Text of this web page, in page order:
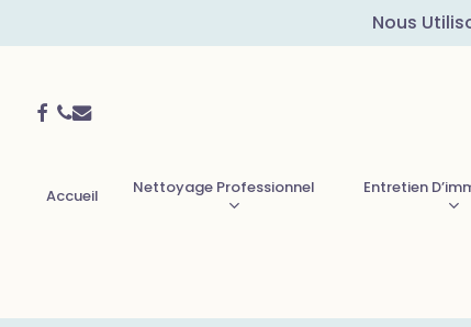
to
content
Nous
Facebook
Phone
Email
Accueil Nettoyage Professionnel Entretien